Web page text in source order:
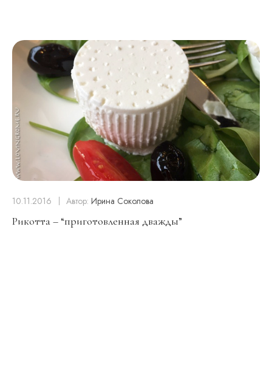
10.11.2016 Автор: Ирина Соколова
Рикотта – “приготовленная дважды”